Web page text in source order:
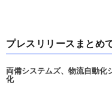
プレスリリースまとめ
両備システムズ、物流自動化
化